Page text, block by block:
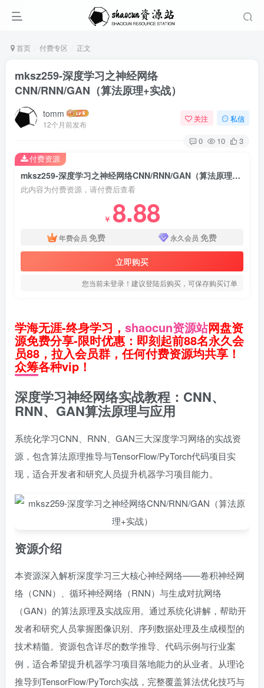
首页 付费专区 正文
mksz259-深度学习之神经网络
CNN/RNN/GAN（算法原理+实战）
tomm
12个月前发布
关注 私信
0 10 3
mksz259-深度学习之神经网络CNN/RNN/GAN（算法原理+实战）
此内容为付费资源，请付费后查看
￥ 8.88
年费会员 免费 永久会员 免费
立即购买
您当前未登录！建议登陆后购买，可保存购买订单
付费资源
学海无涯-终身学习， shaocun资源站网盘资
源免费分享-限时优惠：即刻起前88名永久会
员88，拉入会员群，任何付费资源均共享！
众筹各种vip！
深度学习神经网络实战教程：CNN、
RNN、GAN算法原理与应用
系统化学习CNN、RNN、GAN三大深度学习网络的实战资
源，包含算法原理推导与TensorFlow/PyTorch代码项目实
现，适合开发者和研究人员提升机器学习项目能力。
资源介绍
本资源深入解析深度学习三大核心神经网络——卷积神经网
络（CNN）、循环神经网络（RNN）与生成对抗网络
（GAN）的算法原理及实战应用。通过系统化讲解，帮助开
发者和研究人员掌握图像识别、序列数据处理及生成模型的
技术精髓。资源包含详尽的数学推导、代码示例与行业案
例，适合希望提升机器学习项目落地能力的从业者。从理论
推导到TensorFlow/PyTorch实战，完整覆盖算法优化技巧与